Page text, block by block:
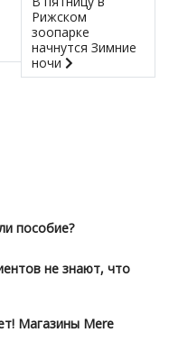
Рижском
зоопарке
начнутся Зимние
ночи
пособие?
не знают, что
Магазины Mere